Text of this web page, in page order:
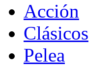
Acción
Clásicos
Pelea